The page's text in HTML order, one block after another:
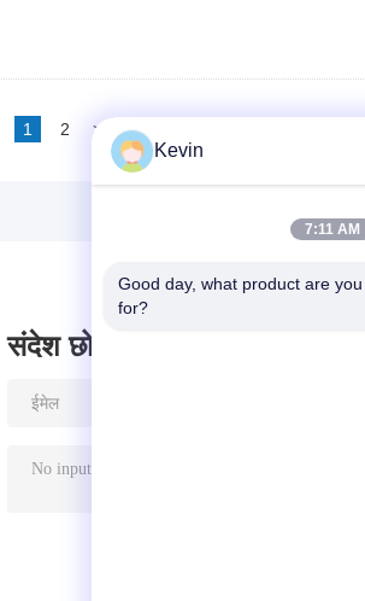
1 2 >> >|
संदेश छोड़ दो
Kevin
7:11 AM
Good day, what product are
for?